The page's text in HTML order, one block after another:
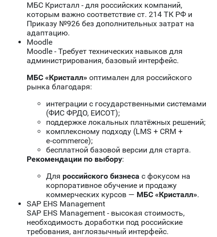
МБС Кристалл - для российских компаний,
которым важно соответствие ст. 214 ТК РФ и
Приказу №926 без дополнительных затрат на
адаптацию.
Moodle
Moodle - Требует технических навыков для
администрирования, базовый интерфейс.
МБС «Кристалл» оптимален для российского
рынка благодаря:
интеграции с государственными системами
(ФИС ФРДО, ЕИСОТ);
поддержке локальных платёжных решений;
комплексному подходу (LMS + CRM +
e‑commerce);
бесплатной базовой версии для старта.
Рекомендации по выбору:
Для российского бизнеса с фокусом на
корпоративное обучение и продажу
коммерческих курсов — МБС «Кристалл».
SAP EHS Management
SAP EHS Management - высокая стоимость,
необходимость доработки под российские
требования, англоязычный интерфейс.